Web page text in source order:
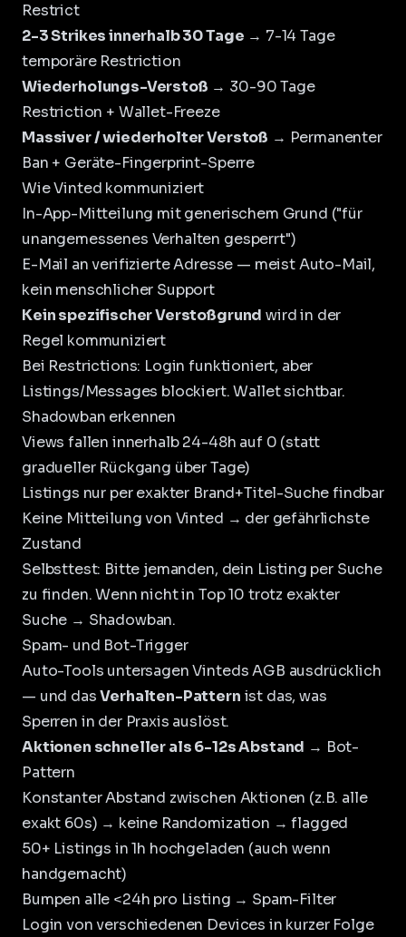
Restrict
2-3 Strikes innerhalb 30 Tage → 7-14 Tage
temporäre Restriction
Wiederholungs-Verstoß → 30-90 Tage
Restriction + Wallet-Freeze
Massiver / wiederholter Verstoß → Permanenter
Ban + Geräte-Fingerprint-Sperre
Wie Vinted kommuniziert
In-App-Mitteilung mit generischem Grund ("für
unangemessenes Verhalten gesperrt")
E-Mail an verifizierte Adresse — meist Auto-Mail,
kein menschlicher Support
Kein spezifischer Verstoßgrund wird in der
Regel kommuniziert
Bei Restrictions: Login funktioniert, aber
Listings/Messages blockiert. Wallet sichtbar.
Shadowban erkennen
Views fallen innerhalb 24-48h auf 0 (statt
gradueller Rückgang über Tage)
Listings nur per exakter Brand+Titel-Suche findbar
Keine Mitteilung von Vinted → der gefährlichste
Zustand
Selbsttest: Bitte jemanden, dein Listing per Suche
zu finden. Wenn nicht in Top 10 trotz exakter
Suche → Shadowban.
Spam- und Bot-Trigger
Auto-Tools untersagen Vinteds AGB ausdrücklich
— und dasVerhalten-Pattern ist das, was
Sperren in der Praxis auslöst.
Aktionen schneller als 6-12s Abstand → Bot-
Pattern
Konstanter Abstand zwischen Aktionen (z.B. alle
exakt 60s) → keine Randomization → flagged
50+ Listings in 1h hochgeladen (auch wenn
handgemacht)
Bumpen alle <24h pro Listing → Spam-Filter
Login von verschiedenen Devices in kurzer Folge